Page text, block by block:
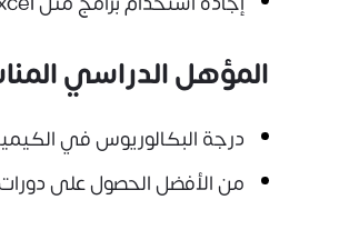
المؤهل الدراسي
درجة البكالوريوس في
من الأفضل الحصول على